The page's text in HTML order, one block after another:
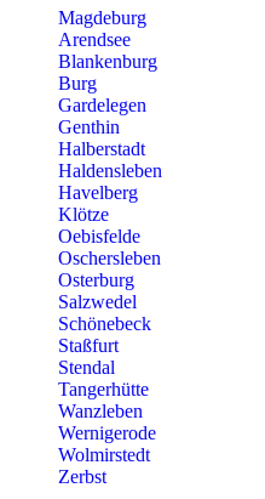
Magdeburg
Arendsee
Blankenburg
Burg
Gardelegen
Genthin
Halberstadt
Haldensleben
Havelberg
Klötze
Oebisfelde
Oschersleben
Osterburg
Salzwedel
Schönebeck
Staßfurt
Stendal
Tangerhütte
Wanzleben
Wernigerode
Wolmirstedt
Zerbst